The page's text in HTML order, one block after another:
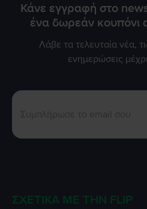
Κάνε εγγραφή στο
ένα δωρεάν κουπόνι
Λάβε τα τελευταία νέα,
ενημερώσεις
ΣΧΕΤΙΚΆ ΜΕ ΤΗΝ FLIP